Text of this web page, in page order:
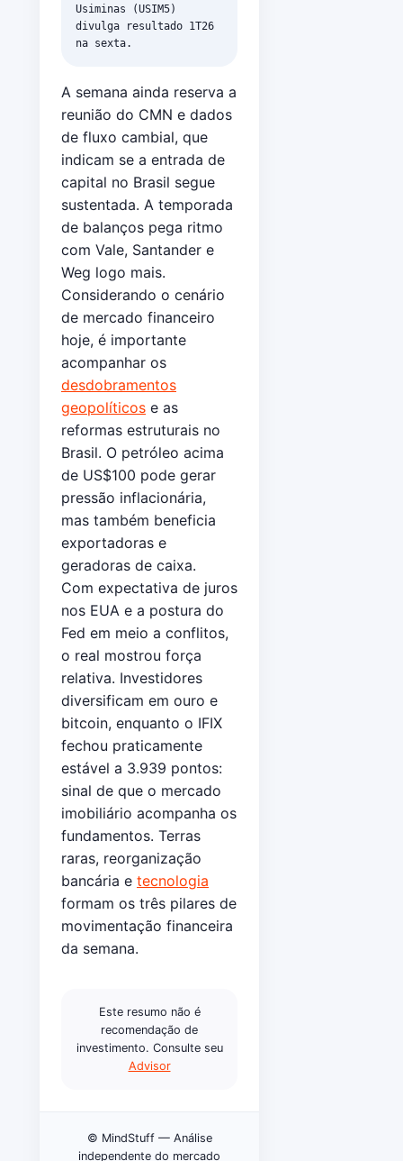
Usiminas (USIM5)
divulga resultado 1T26
na sexta.
A semana ainda reserva a
reunião do CMN e dados
de fluxo cambial, que
indicam se a entrada de
capital no Brasil segue
sustentada. A temporada
de balanços pega ritmo
com Vale, Santander e
Weg logo mais.
Considerando o cenário
de mercado financeiro
hoje, é importante
acompanhar os
desdobramentos
geopolíticos e as
reformas estruturais no
Brasil. O petróleo acima
de US$100 pode gerar
pressão inflacionária,
mas também beneficia
exportadoras e
geradoras de caixa.
Com expectativa de juros
nos EUA e a postura do
Fed em meio a conflitos,
o real mostrou força
relativa. Investidores
diversificam em ouro e
bitcoin, enquanto o IFIX
fechou praticamente
estável a 3.939 pontos:
sinal de que o mercado
imobiliário acompanha os
fundamentos. Terras
raras, reorganização
bancária e tecnologia
formam os três pilares de
movimentação financeira
da semana.
Este resumo não é
recomendação de
investimento. Consulte seu
Advisor
© MindStuff — Análise
independente do mercado